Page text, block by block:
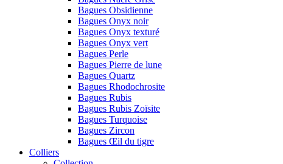
Bagues Obsidienne
Bagues Onyx noir
Bagues Onyx texturé
Bagues Onyx vert
Bagues Perle
Bagues Pierre de lune
Bagues Quartz
Bagues Rhodochrosite
Bagues Rubis
Bagues Rubis Zoïsite
Bagues Turquoise
Bagues Zircon
Bagues Œil du tigre
Colliers